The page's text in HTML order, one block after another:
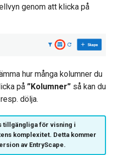
genom att klicka på
hur många kolumner du
på ”Kolumner” så kan du
dölja.
tillgängliga för visning i
komplexitet. Detta kommer
av EntryScape.